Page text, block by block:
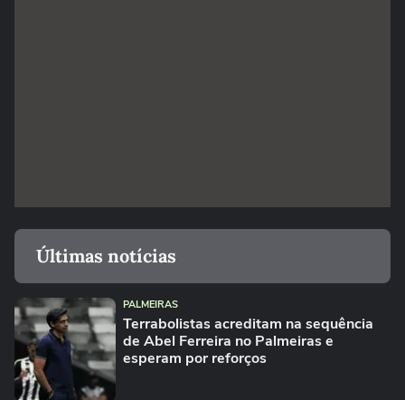
Últimas notícias
PALMEIRAS
Terrabolistas acreditam na sequência
de Abel Ferreira no Palmeiras e
esperam por reforços